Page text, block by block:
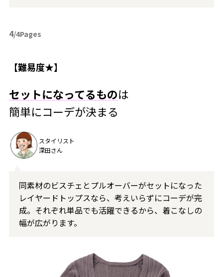
4/4Pages
【難易度★】
セットになってるものは
簡単にコーデが決まる
スタイリスト
深田さん
同素材のビスチェとプルオーバーがセットになった
レイヤードトップスなら、考えいらずにコーデが完
成。それぞれ単品でも活躍できるから、着こなしの
幅が広がります。